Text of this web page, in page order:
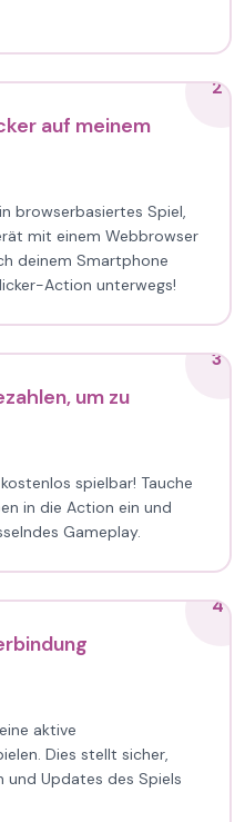
2
auf meinem
browserbasiertes Spiel,
mit einem Webbrowser
deinem Smartphone
Action unterwegs!
3
um zu
spielbar! Tauche
in die Action ein und
Gameplay.
4
aktive
Dies stellt sicher,
und Updates des Spiels